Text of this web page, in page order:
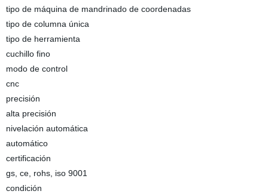
tipo de máquina de mandrinado de coordenadas
tipo de columna única
tipo de herramienta
cuchillo fino
modo de control
cnc
precisión
alta precisión
nivelación automática
automático
certificación
gs, ce, rohs, iso 9001
condición